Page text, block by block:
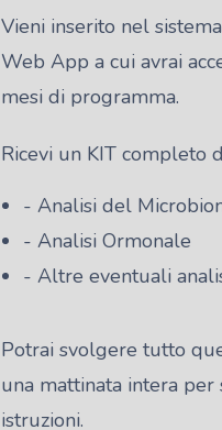
Vieni inserito nel
Web App a cui avrai
mesi di programma.
Ricevi un KIT completo
- Analisi del
- Analisi Ormonale
- Altre eventuali
Potrai svolgere tutto
una mattinata intera
istruzioni.